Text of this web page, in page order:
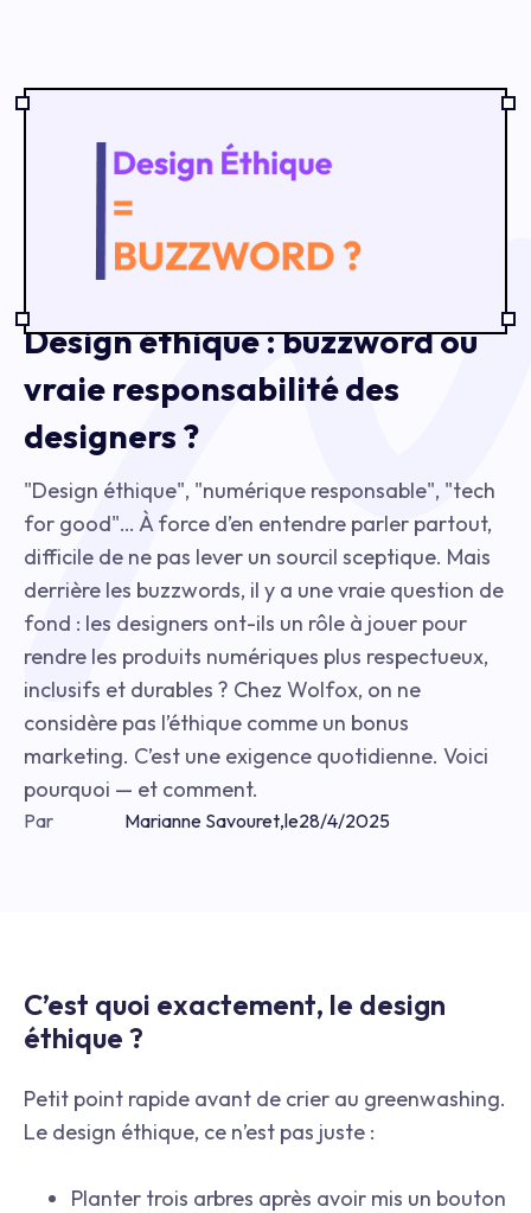
Design éthique : buzzword ou
vraie responsabilité des
designers ?
"Design éthique", "numérique responsable", "tech
for good"… À force d’en entendre parler partout,
difficile de ne pas lever un sourcil sceptique. Mais
derrière les buzzwords, il y a une vraie question de
fond : les designers ont-ils un rôle à jouer pour
rendre les produits numériques plus respectueux,
inclusifs et durables ? Chez Wolfox, on ne
considère pas l’éthique comme un bonus
marketing. C’est une exigence quotidienne. Voici
pourquoi — et comment.
Par Marianne Savouret,le28/4/2025
C’est quoi exactement, le design
éthique ?
Petit point rapide avant de crier au greenwashing.
Le design éthique, ce n’est pas juste :
Planter trois arbres après avoir mis un bouton